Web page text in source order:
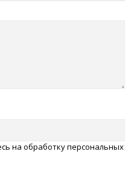
на обработку персональных